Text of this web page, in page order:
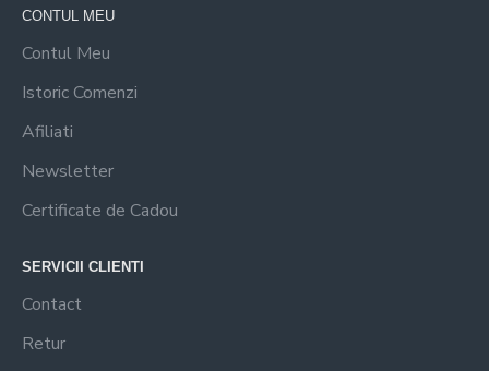
CONTUL MEU
Contul Meu
Istoric Comenzi
Afiliati
Newsletter
Certificate de Cadou
SERVICII CLIENTI
Contact
Retur